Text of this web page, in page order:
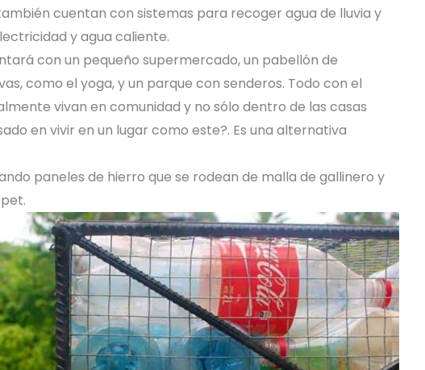
cuentan con sistemas para recoger agua de lluvia y
y agua caliente.
con un pequeño supermercado, un pabellón de
como el yoga, y un parque con senderos. Todo con el
vivan en comunidad y no sólo dentro de las casas
en vivir en un lugar como este?. Es una alternativa
paneles de hierro que se rodean de malla de gallinero y